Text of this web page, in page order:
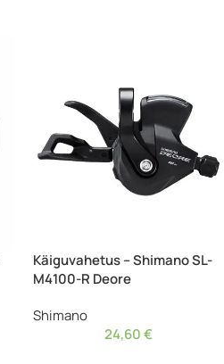
Käiguvahetus – Shimano SL-
M4100-R Deore
Shimano
24,60€